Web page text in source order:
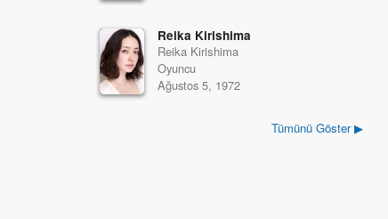
Reika Kirishima
Reika Kirishima
Oyuncu
Ağustos 5, 1972
Tümünü Göster ▶